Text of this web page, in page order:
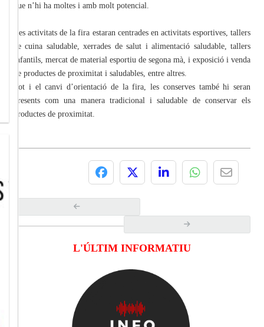
que n’hi ha moltes i amb molt potencial.
Les activitats de la fira estaran centrades en activitats esportives, tallers
de cuina saludable, xerrades de salut i alimentació saludable, tallers
infantils, mercat de material esportiu de segona mà, i exposició i venda
de productes de proximitat i saludables, entre altres.
Tot i el canvi d’orientació de la fira, les conserves també hi seran
presents com una manera tradicional i saludable de conservar els
productes de proximitat.
L'ÚLTIM INFORMATIU